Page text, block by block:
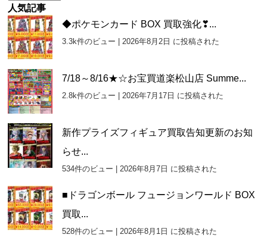
ー
カ
イ
ブ
人気記事
◆ポケモンカード BOX 買取強化❣...
3.3k件のビュー 2026年8月2日 に投稿された
7/18～8/16★☆お宝買道楽松山店 Summe...
2.8k件のビュー 2026年7月17日 に投稿された
新作プライズフィギュア買取告知更新のお知
らせ...
534件のビュー 2026年8月7日 に投稿された
■ドラゴンボール フュージョンワールド BOX
買取...
528件のビュー 2026年8月1日 に投稿された